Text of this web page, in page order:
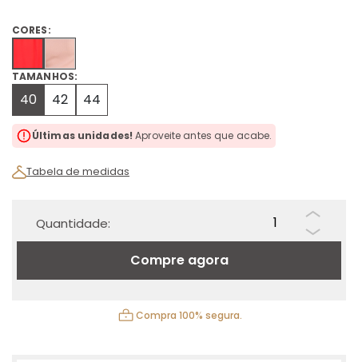
CORES:
TAMANHOS:
40 42 44
Últimas unidades! Aproveite antes que acabe.
Tabela de medidas
Quantidade:
Compre agora
Compra 100% segura.